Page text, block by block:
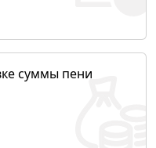
суммы пени